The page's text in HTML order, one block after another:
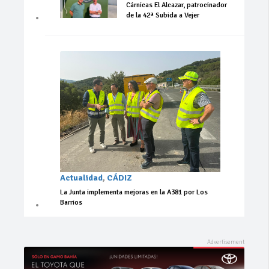
Cárnicas El Alcazar, patrocinador
de la 42ª Subida a Vejer
Actualidad, CÁDIZ
La Junta implementa mejoras en la A381 por Los
Barrios